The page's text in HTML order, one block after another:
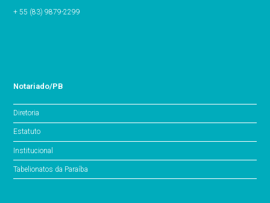
+ 55 (83) 9879-2299
Notariado/PB
Diretoria
Estatuto
Institucional
Tabelionatos da Paraíba